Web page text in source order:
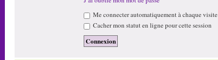
Me connecter automatiquement à chaque visite
Cacher mon statut en ligne pour cette session